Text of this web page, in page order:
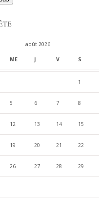
août 2026
ME J V S
1
5 6 7 8
12 13 14 15
19 20 21 22
26 27 28 29